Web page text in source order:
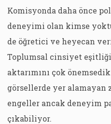
Komisyonda daha önce
deneyimi olan kimse
de öğretici ve heyecan
Toplumsal cinsiyet
aktarımını çok
görsellerde yer alamayan
engeller ancak deneyim
çıkabiliyor.